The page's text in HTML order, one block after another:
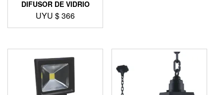
DIFUSOR DE VIDRIO
UYU $366